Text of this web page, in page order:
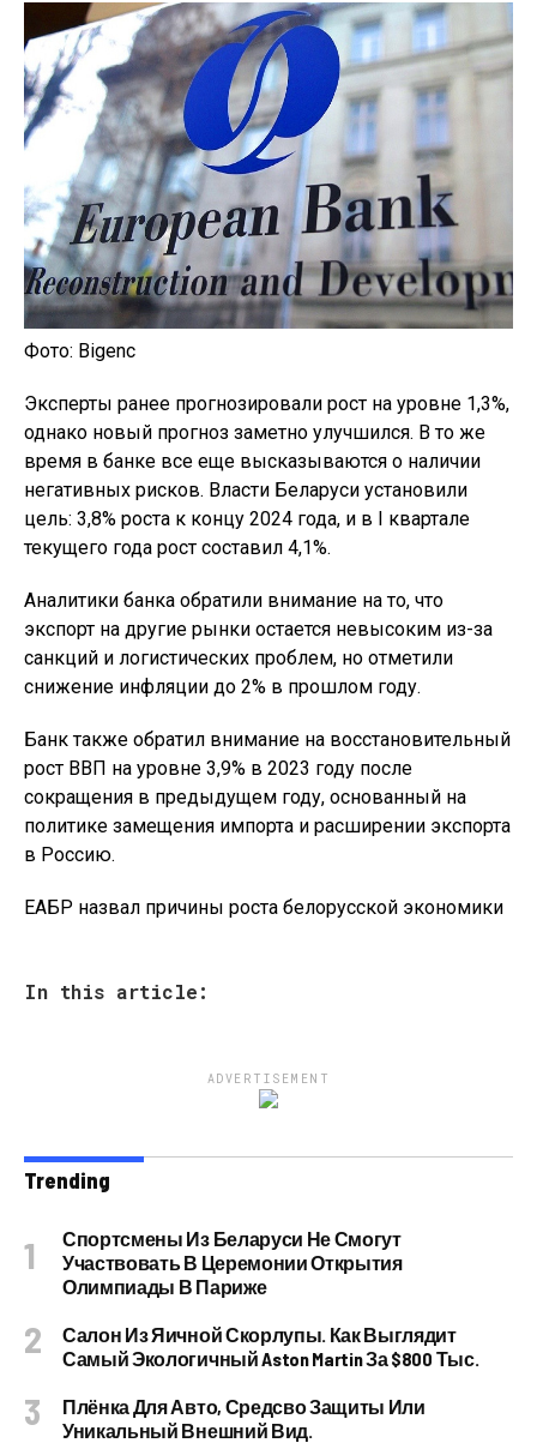
Фото: Bigenc
Эксперты ранее прогнозировали рост на уровне 1,3%,
однако новый прогноз заметно улучшился. В то же
время в банке все еще высказываются о наличии
негативных рисков. Власти Беларуси установили
цель: 3,8% роста к концу 2024 года, и в I квартале
текущего года рост составил 4,1%.
Аналитики банка обратили внимание на то, что
экспорт на другие рынки остается невысоким из-за
санкций и логистических проблем, но отметили
снижение инфляции до 2% в прошлом году.
Банк также обратил внимание на восстановительный
рост ВВП на уровне 3,9% в 2023 году после
сокращения в предыдущем году, основанный на
политике замещения импорта и расширении экспорта
в Россию.
ЕАБР назвал причины роста белорусской экономики
In this article:
ADVERTISEMENT
Trending
Спортсмены Из Беларуси Не Смогут
Участвовать В Церемонии Открытия
Олимпиады В Париже
Салон Из Яичной Скорлупы. Как Выглядит
Самый Экологичный Aston Martin За $800 Тыс.
Плёнка Для Авто, Средсво Защиты Или
Уникальный Внешний Вид.